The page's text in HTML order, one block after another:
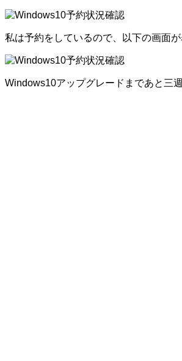
私は予約をしているので、以下の画面が
Windows10アップグレードまであと三